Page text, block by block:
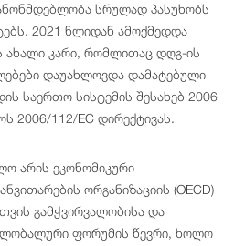
სრულად პასუხობს
2021 წლიდან ამოქმედდა
ახალი კარი, რომლითაც დღგ-ის
დაუახლოვდა დამატებული
საერთო სისტემის შესახებ 2006
2006/112/EC დირექტივას.
არის ეკონომიკური
ორგანიზაციის (OECD)
გამჭვირვალობისა და
ფორუმის წევრი, ხოლო